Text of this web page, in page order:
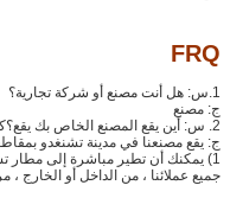
FRQ
1.س: هل أنت مصنع أو شركة تجارية؟
ج: مصنع
2. س: أين يقع المصنع الخاص بك يقع؟كيف يمكنني زيارة هناك؟
ج: يقع مصنعنا في مدينة تشنغدو
1) يمكنك أن تطير مباشرة إلى مطار تشنغدو.سنقلك عند وصولك إلى المطار ؛
جميع عملائنا ، من الداخل أو الخارج ،